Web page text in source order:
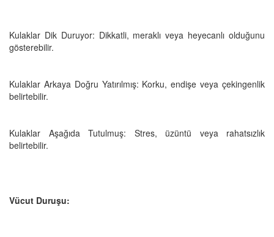
Kulaklar Dik Duruyor: Dikkatli, meraklı veya heyecanlı olduğunu
gösterebilir.
Kulaklar Arkaya Doğru Yatırılmış: Korku, endişe veya çekingenlik
belirtebilir.
Kulaklar Aşağıda Tutulmuş: Stres, üzüntü veya rahatsızlık
belirtebilir.
Vücut Duruşu: